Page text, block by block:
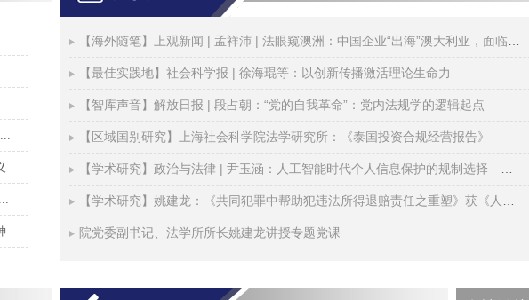
【最佳实践地】社会科学报 | 徐海琨等：以创新传播激活理论生命力
【智库声音】解放日报 | 段占朝：“党的自我革命”：党内法规学的逻辑起点
【区域国别研究】上海社会科学院法学研究所：《泰国投资合规经营报告》
院党委副书记、法学所所长姚建龙讲授专题党课